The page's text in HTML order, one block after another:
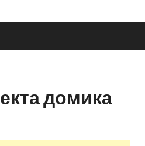
отделка
Бытовые
приточной вентиляции.
домика